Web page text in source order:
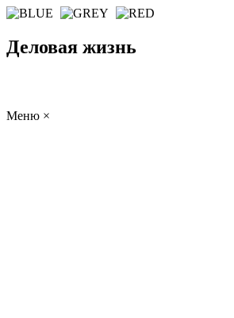
Деловая жизнь
Меню ×